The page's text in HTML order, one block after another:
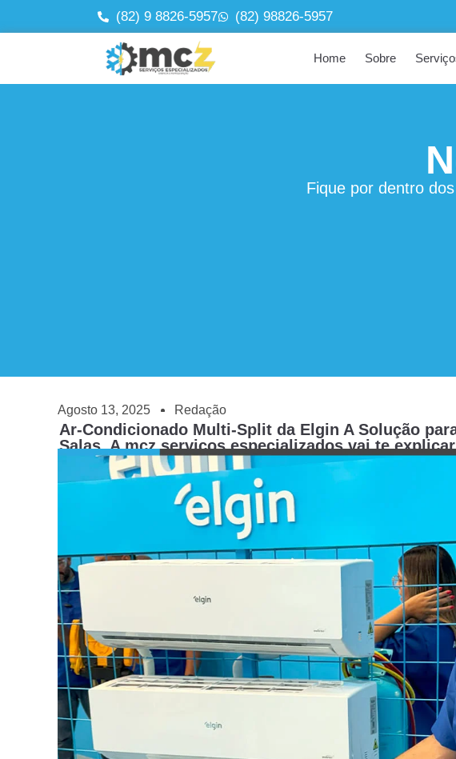
(82) 9 8826-5957 (82) 98826-5957
Home Sobre
Fique por dentro
Agosto 13, 2025 Redação
Ar-Condicionado Multi-Split da Elgin A Solução
Salas, A mcz serviços especializados vai te explicar